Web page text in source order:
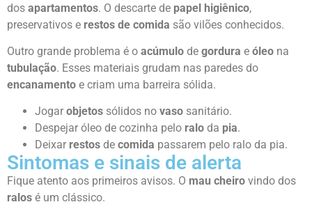
dos apartamentos. O descarte de papel higiênico,
preservativos e restos de comida são vilões conhecidos.
Outro grande problema é o acúmulo de gordura e óleo na
tubulação. Esses materiais grudam nas paredes do
encanamento e criam uma barreira sólida.
Jogar objetos sólidos no vaso sanitário.
Despejar óleo de cozinha pelo ralo da pia.
Deixar restos de comida passarem pelo ralo da pia.
Sintomas e sinais de alerta
Fique atento aos primeiros avisos. O mau cheiro vindo dos
ralos é um clássico.